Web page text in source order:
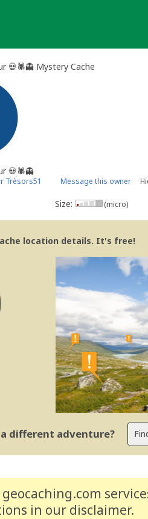
💀🕷️👻 Mystery Cache
💀🕷️👻
Trèsors51 Message this owner
Size: (micro)
location details. It's free!
different adventure?
in our disclaimer.